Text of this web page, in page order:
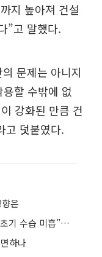
지 높아져 건설
”고 말했다.
문제는 아니지
할 수밖에 없
강화된 만큼 건
고 덧붙였다.
은
김윤덕 국토부 장관 “무안 여객기 참사 초기 수습 미흡”⋯유가족에 공식 사과
하나